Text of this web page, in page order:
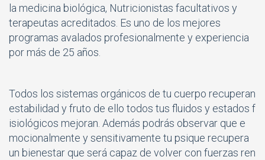
la medicina biológica, Nutricionistas facultativos y
terapeutas acreditados. Es uno de los mejores
programas avalados profesionalmente y experiencia
por más de 25 años.
Todos los sistemas orgánicos de tu cuerpo recuperan
estabilidad y fruto de ello todos tus fluidos y estados f
isiológicos mejoran. Además podrás observar que e
mocionalmente y sensitivamente tu psique recupera
un bienestar que será capaz de volver con fuerzas ren